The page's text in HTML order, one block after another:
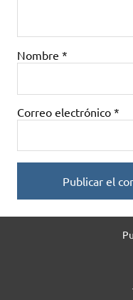
Nombre *
Correo electrónico *